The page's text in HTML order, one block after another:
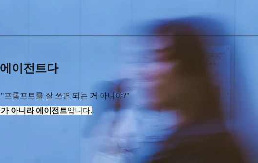
이전트다
롬프트를 잘 쓰면 되는 거 아니야?"
아니라 에이전트입니다.